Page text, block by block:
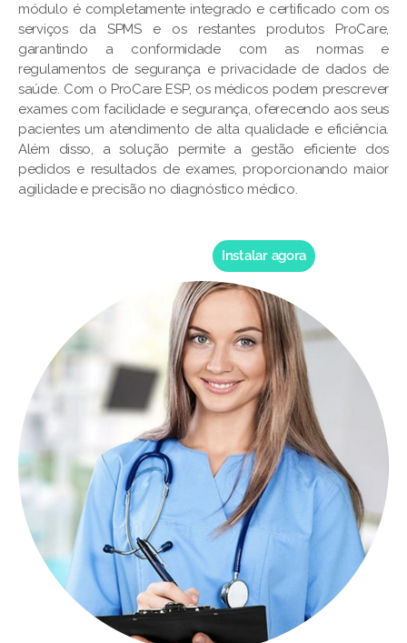
módulo é completamente integrado e certificado com os
serviços da SPMS e os restantes produtos ProCare,
garantindo a conformidade com as normas e
regulamentos de segurança e privacidade de dados de
saúde. Com o ProCare ESP, os médicos podem prescrever
exames com facilidade e segurança, oferecendo aos seus
pacientes um atendimento de alta qualidade e eficiência.
Além disso, a solução permite a gestão eficiente dos
pedidos e resultados de exames, proporcionando maior
agilidade e precisão no diagnóstico médico.
Instalar agora